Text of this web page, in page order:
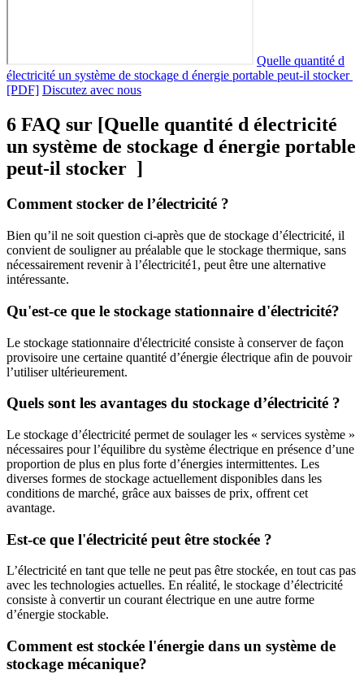
Quelle quantité d
électricité un système de stockage d énergie portable peut-il stocker
[PDF] Discutez avec nous
6 FAQ sur [Quelle quantité d électricité
un système de stockage d énergie portable
peut-il stocker ]
Comment stocker de l’électricité ?
Bien qu’il ne soit question ci-après que de stockage d’électricité, il
convient de souligner au préalable que le stockage thermique, sans
nécessairement revenir à l’électricité1, peut être une alternative
intéressante.
Qu'est-ce que le stockage stationnaire d'électricité?
Le stockage stationnaire d'électricité consiste à conserver de façon
provisoire une certaine quantité d’énergie électrique afin de pouvoir
l’utiliser ultérieurement.
Quels sont les avantages du stockage d’électricité ?
Le stockage d’électricité permet de soulager les « services système »
nécessaires pour l’équilibre du système électrique en présence d’une
proportion de plus en plus forte d’énergies intermittentes. Les
diverses formes de stockage actuellement disponibles dans les
conditions de marché, grâce aux baisses de prix, offrent cet
avantage.
Est-ce que l'électricité peut être stockée ?
L’électricité en tant que telle ne peut pas être stockée, en tout cas pas
avec les technologies actuelles. En réalité, le stockage d’électricité
consiste à convertir un courant électrique en une autre forme
d’énergie stockable.
Comment est stockée l'énergie dans un système de
stockage mécanique?